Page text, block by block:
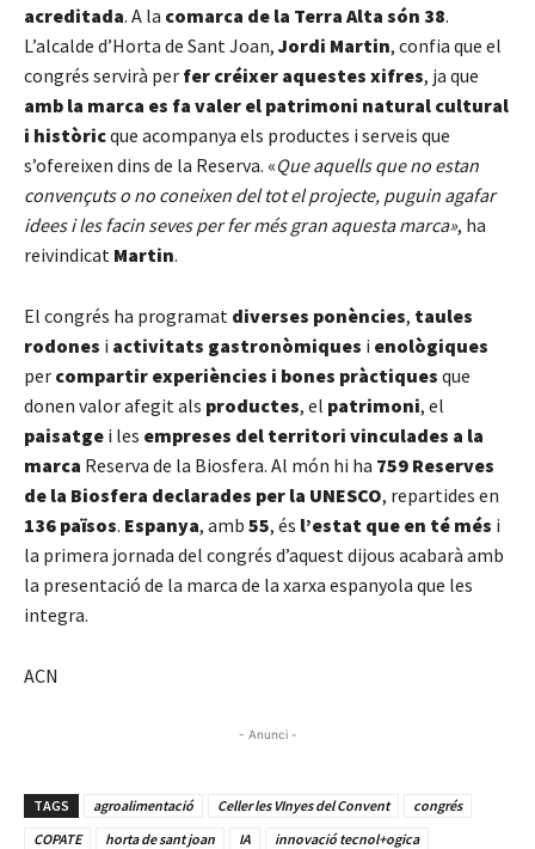
acreditada. A la comarca de la Terra Alta són 38.
L’alcalde d’Horta de Sant Joan, Jordi Martin, confia que el
congrés servirà per fer créixer aquestes xifres, ja que
amb la marca es fa valer el patrimoni natural cultural
i històricque acompanya els productes i serveis que
s’ofereixen dins de la Reserva. «Que aquells que no estan
convençuts o no coneixen del tot el projecte, puguin agafar
idees i les facin seves per fer més gran aquesta marca», ha
reivindicat Martin.
El congrés ha programat diverses ponències, taules
rodones i activitats gastronòmiques i enològiques
per compartir experiències i bones pràctiques que
donen valor afegit als productes, el patrimoni, el
paisatge i les empreses del territori vinculades a la
marca Reserva de la Biosfera. Al món hi ha 759 Reserves
de la Biosfera declarades per la UNESCO, repartides en
136 països. Espanya, amb 55, és l’estat que en té més i
la primera jornada del congrés d’aquest dijous acabarà amb
la presentació de la marca de la xarxa espanyola que les
integra.
ACN
- Anunci -
TAGS agroalimentació Celler les VInyes del Convent
congrés
COPATE
horta de sant joan IA
innovació tecnol+ogica